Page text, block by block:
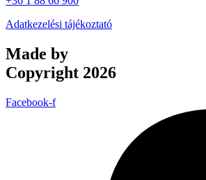
Adatkezelési tájékoztató
Made by
Copyright 2026
Facebook-f